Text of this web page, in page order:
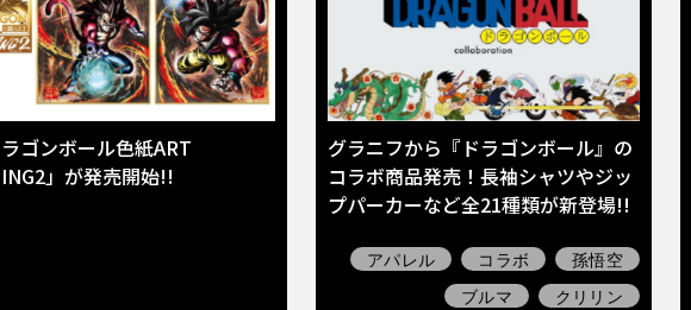
ラゴンボール色紙ART
」が発売開始!!
グラニフから『ドラゴンボール』の
コラボ商品発売！長袖シャツやジッ
プパーカーなど全21種類が新登場!!
アパレル コラボ
孫悟空
ブルマ
クリリン